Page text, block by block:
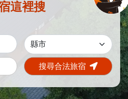
這裡搜
搜尋合法旅宿